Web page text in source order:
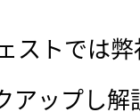
ストでは
アップし解